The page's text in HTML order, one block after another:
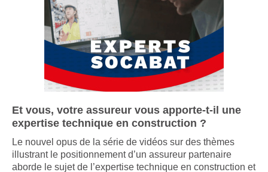
Et vous, votre assureur vous apporte-t-il une
expertise technique en construction ?
Le nouvel opus de la série de vidéos sur des thèmes
illustrant le positionnement d’un assureur partenaire
aborde le sujet de l’expertise technique en construction et